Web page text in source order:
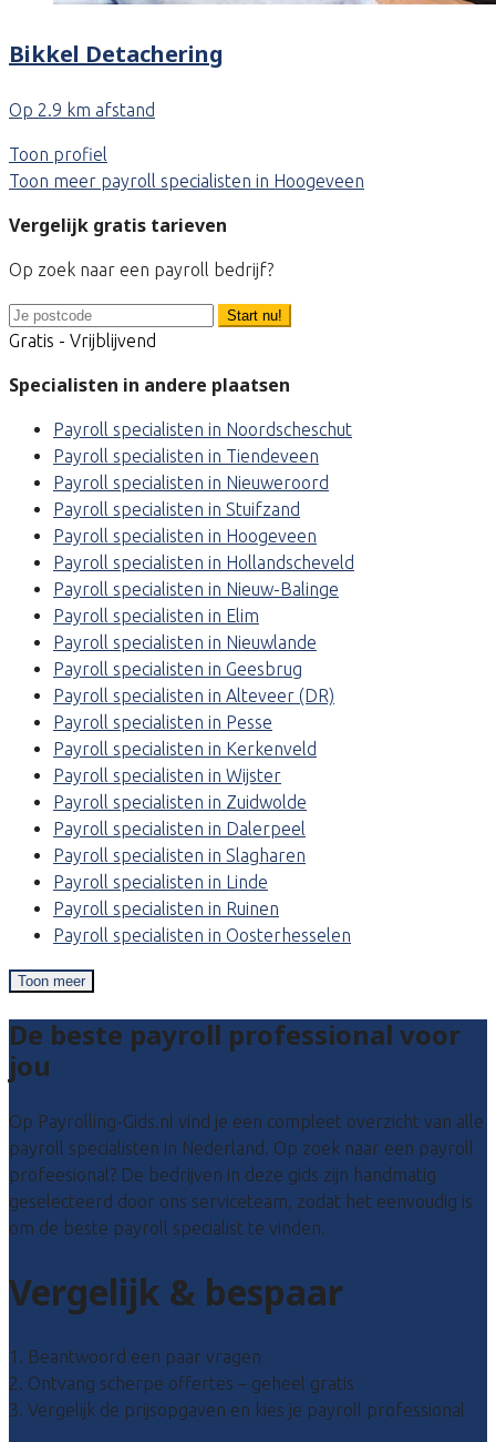
Bikkel Detachering
Op 2.9 km afstand
Toon profiel
Toon meer payroll specialisten in Hoogeveen
Vergelijk gratis tarieven
Op zoek naar een payroll bedrijf?
Start nu!
Gratis - Vrijblijvend
Specialisten in andere plaatsen
Payroll specialisten in Noordscheschut
Payroll specialisten in Tiendeveen
Payroll specialisten in Nieuweroord
Payroll specialisten in Stuifzand
Payroll specialisten in Hoogeveen
Payroll specialisten in Hollandscheveld
Payroll specialisten in Nieuw-Balinge
Payroll specialisten in Elim
Payroll specialisten in Nieuwlande
Payroll specialisten in Geesbrug
Payroll specialisten in Alteveer (DR)
Payroll specialisten in Pesse
Payroll specialisten in Kerkenveld
Payroll specialisten in Wijster
Payroll specialisten in Zuidwolde
Payroll specialisten in Dalerpeel
Payroll specialisten in Slagharen
Payroll specialisten in Linde
Payroll specialisten in Ruinen
Payroll specialisten in Oosterhesselen
Toon meer
De beste payroll professional voor
jou
Op Payrolling-Gids.nl vind je een compleet overzicht van alle
payroll specialisten in Nederland. Op zoek naar een payroll
profeesional? De bedrijven in deze gids zijn handmatig
geselecteerd door ons serviceteam, zodat het eenvoudig is
om de beste payroll specialist te vinden.
Vergelijk & bespaar
1. Beantwoord een paar vragen
2. Ontvang scherpe offertes – geheel gratis
3. Vergelijk de prijsopgaven en kies je payroll professional